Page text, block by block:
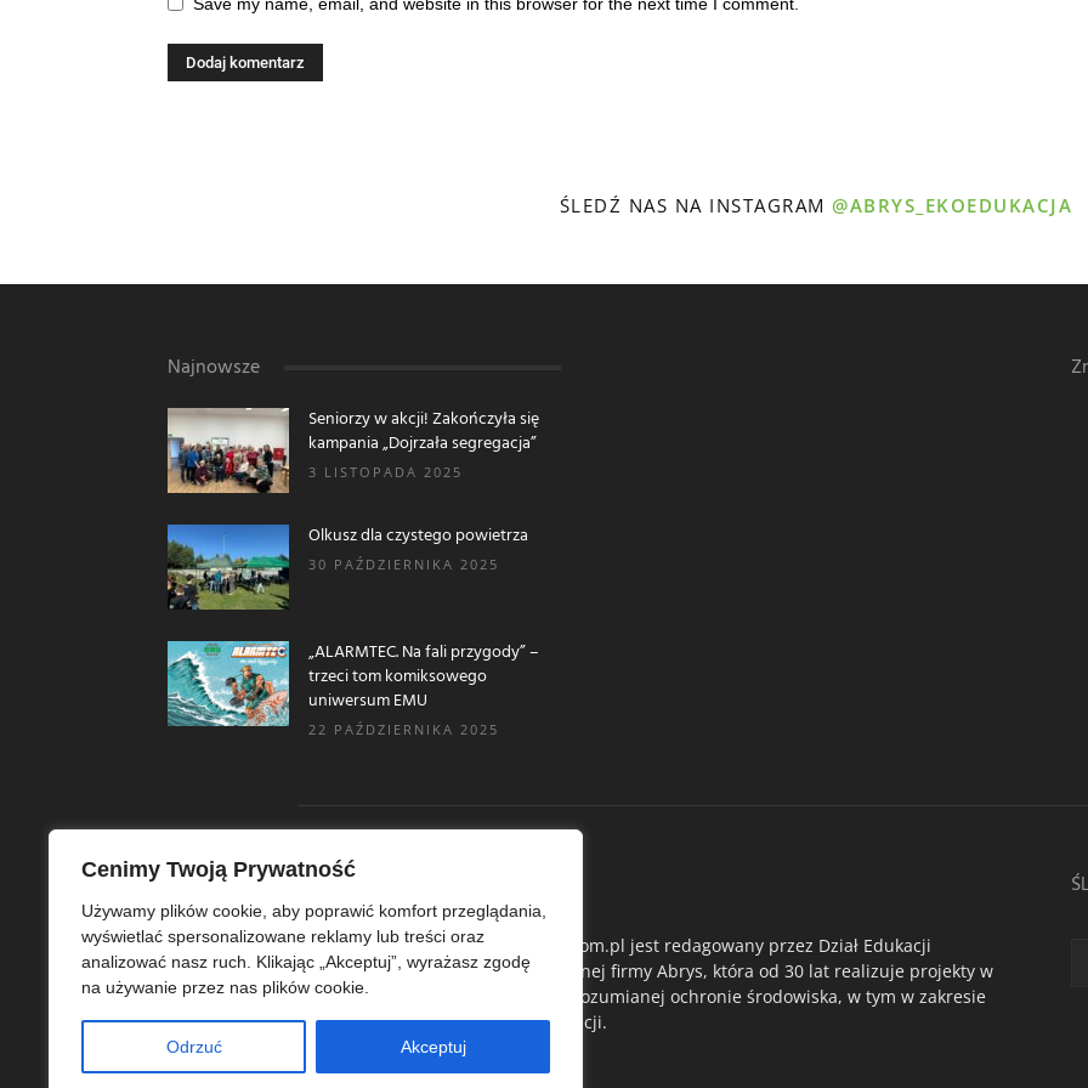
Cenimy Twoją Prywatność
Używamy plików cookie, aby poprawić komfort przeglądania,
wyświetlać spersonalizowane reklamy lub treści oraz
analizować nasz ruch. Klikając „Akceptuj”, wyrażasz zgodę
na używanie przez nas plików cookie.
Odrzuć Akceptuj
ŚLEDŹ NAS NA INSTAGRAM@ABRYS_EKOEDUKACJA
Najnowsze
Seniorzy w akcji! Zakończyła się
kampania „Dojrzała segregacja”
3 LISTOPADA 2025
Olkusz dla czystego powietrza
30 PAŹDZIERNIKA 2025
„ALARMTEC. Na fali przygody” –
trzeci tom komiksowego
uniwersum EMU
22 PAŹDZIERNIKA 2025
Ekoedu.com.pl jest redagowany przez Dział Edukacji
Ekologicznej firmy Abrys, która od 30 lat realizuje projekty w
szeroko rozumianej ochronie środowiska, w tym w zakresie
ekoedukacji.